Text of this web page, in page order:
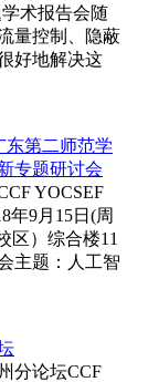
术报告会随
量控制、隐蔽
好地解决这
东第二师范学
专题研讨会
YOCSEF
年9月15日(周
区）综合楼11
主题：人工智
分论坛CCF